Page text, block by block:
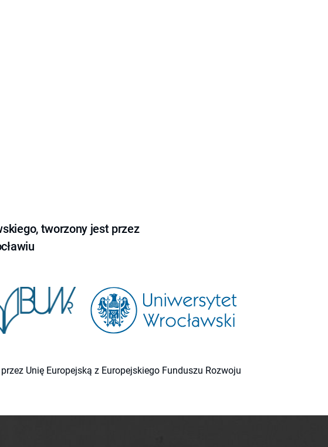
tworzony jest przez
Unię Europejską z Europejskiego Funduszu Rozwoju